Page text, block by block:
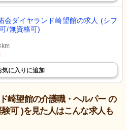
会ダイヤランド崎望館の求人 (シフ
/無資格可)
気に入り に追加
崎望館の介護職・ヘルパー の
可 )を見た人はこんな求人も